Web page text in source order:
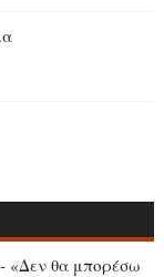
«Δεν θα μπορέσω